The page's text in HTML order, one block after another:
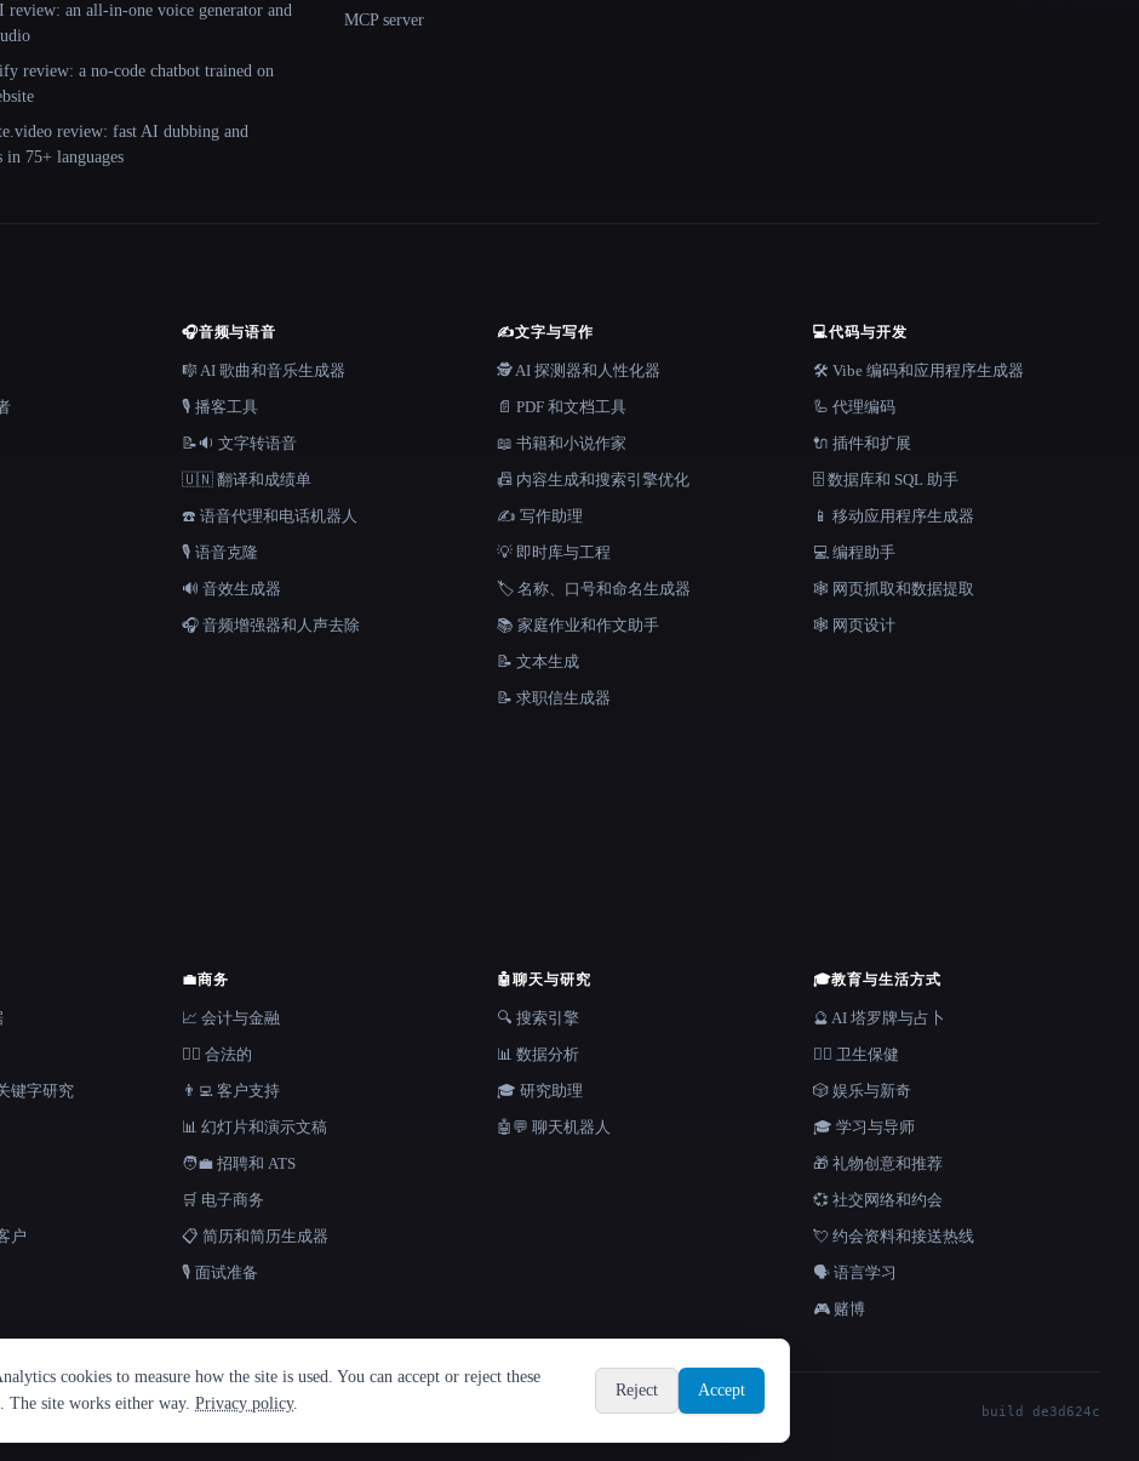
review: an all-in-one voice generator and
review: a no-code chatbot trained on
review: fast AI dubbing and
in 75+ languages
MCP server
🎧音频与语音
🎼 AI 歌曲和音乐生成器
🎙️ 播客工具
📝🔉 文字转语音
🇺🇳 翻译和成绩单
☎️ 语音代理和电话机器人
🎙️ 语音克隆
🔊 音效生成器
🎧 音频增强器和人声去除
✍️文字与写作
🕵️ AI 探测器和人性化器
📄 PDF 和文档工具
📖 书籍和小说作家
📠 内容生成和搜索引擎优化
✍️ 写作助理
💡 即时库与工程
🏷️ 名称、口号和命名生成器
📚 家庭作业和作文助手
📝 文本生成
📝 求职信生成器
💻代码与开发
🛠️ Vibe 编码和应用程序生成器
🦾 代理编码
🔌 插件和扩展
🗄️ 数据库和 SQL 助手
📱 移动应用程序生成器
💻 编程助手
🕸️ 网页抓取和数据提取
🕸 网页设计
键字研究
户
💼商务
📈 会计与金融
👩‍⚖️ 合法的
👨‍💻 客户支持
📊 幻灯片和演示文稿
🧑‍💼 招聘和 ATS
🛒 电子商务
📋 简历和简历生成器
🎙️ 面试准备
🤖聊天与研究
🔍 搜索引擎
📊 数据分析
🎓 研究助理
🤖💬 聊天机器人
🎓教育与生活方式
🔮 AI 塔罗牌与占卜
👩‍⚕️ 卫生保健
🎲 娱乐与新奇
🎓 学习与导师
🎁 礼物创意和推荐
💞 社交网络和约会
💘 约会资料和接送热线
🗣️ 语言学习
🎮 赌博
with Metatron ★ build de3d624c
cookies to measure how the site is used. You can accept or reject these
The site works either way. Privacy policy.
Reject Accept